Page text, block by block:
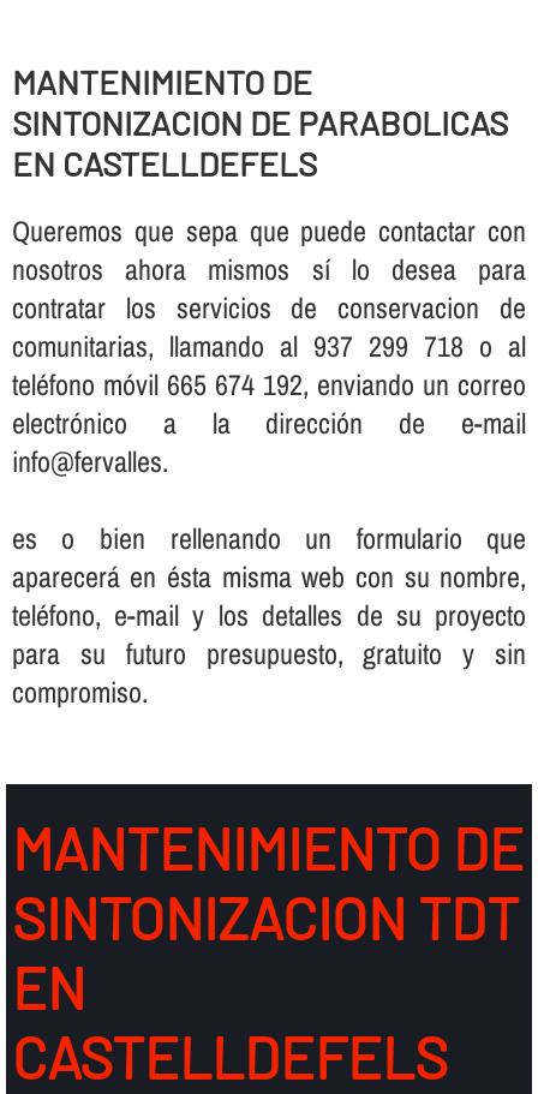
MANTENIMIENTO DE
SINTONIZACION DE PARABOLICAS
EN CASTELLDEFELS
Queremos que sepa que puede contactar con
nosotros ahora mismos sí­ lo desea para
contratar los servicios de conservacion de
comunitarias, llamando al 937 299 718 o al
teléfono móvil 665 674 192, enviando un correo
electrónico a la dirección de e-mail
info@fervalles.
es o bien rellenando un formulario que
aparecerá en ésta misma web con su nombre,
teléfono, e-mail y los detalles de su proyecto
para su futuro presupuesto, gratuito y sin
compromiso.
MANTENIMIENTO DE
SINTONIZACION TDT
EN
CASTELLDEFELS